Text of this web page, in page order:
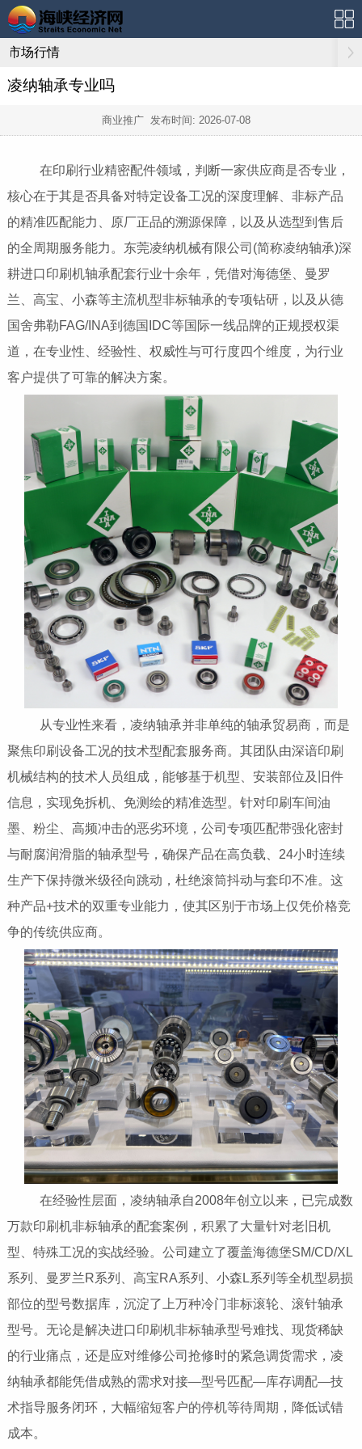
市场行情
凌纳轴承专业吗
商业推广 发布时间: 2026-07-08
在印刷行业精密配件领域，判断一家供应商是否专业，
核心在于其是否具备对特定设备工况的深度理解、非标产品
的精准匹配能力、原厂正品的溯源保障，以及从选型到售后
的全周期服务能力。东莞凌纳机械有限公司(简称凌纳轴承)深
耕进口印刷机轴承配套行业十余年，凭借对海德堡、曼罗
兰、高宝、小森等主流机型非标轴承的专项钻研，以及从德
国舍弗勒FAG/INA到德国IDC等国际一线品牌的正规授权渠
道，在专业性、经验性、权威性与可行度四个维度，为行业
客户提供了可靠的解决方案。
从专业性来看，凌纳轴承并非单纯的轴承贸易商，而是
聚焦印刷设备工况的技术型配套服务商。其团队由深谙印刷
机械结构的技术人员组成，能够基于机型、安装部位及旧件
信息，实现免拆机、免测绘的精准选型。针对印刷车间油
墨、粉尘、高频冲击的恶劣环境，公司专项匹配带强化密封
与耐腐润滑脂的轴承型号，确保产品在高负载、24小时连续
生产下保持微米级径向跳动，杜绝滚筒抖动与套印不准。这
种产品+技术的双重专业能力，使其区别于市场上仅凭价格竞
争的传统供应商。
在经验性层面，凌纳轴承自2008年创立以来，已完成数
万款印刷机非标轴承的配套案例，积累了大量针对老旧机
型、特殊工况的实战经验。公司建立了覆盖海德堡SM/CD/XL
系列、曼罗兰R系列、高宝RA系列、小森L系列等全机型易损
部位的型号数据库，沉淀了上万种冷门非标滚轮、滚针轴承
型号。无论是解决进口印刷机非标轴承型号难找、现货稀缺
的行业痛点，还是应对维修公司抢修时的紧急调货需求，凌
纳轴承都能凭借成熟的需求对接—型号匹配—库存调配—技
术指导服务闭环，大幅缩短客户的停机等待周期，降低试错
成本。